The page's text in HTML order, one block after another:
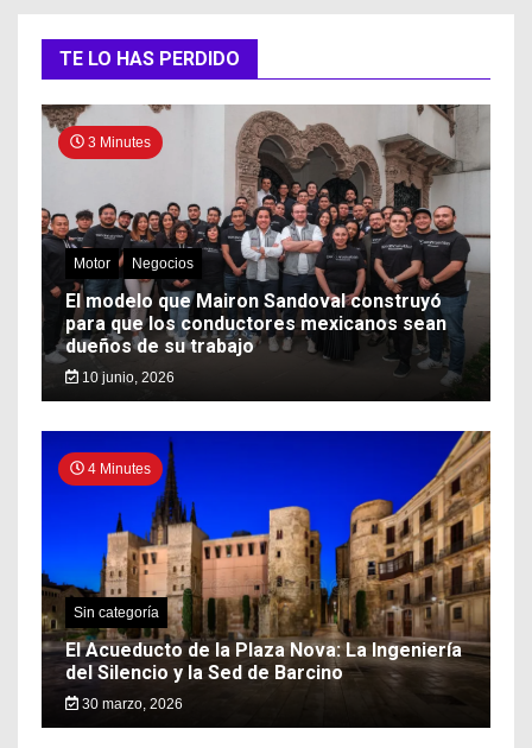
TE LO HAS PERDIDO
3 Minutes
Motor Negocios
El modelo que Mairon Sandoval construyó
para que los conductores mexicanos sean
dueños de su trabajo
10 junio, 2026
4 Minutes
Sin categoría
El Acueducto de la Plaza Nova: La Ingeniería
del Silencio y la Sed de Barcino
30 marzo, 2026